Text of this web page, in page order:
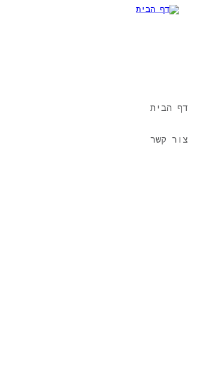
דף הבית
צור קשר